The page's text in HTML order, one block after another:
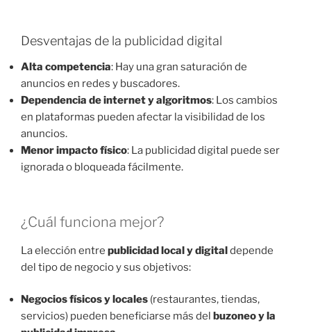
Desventajas de la publicidad digital
Alta competencia: Hay una gran saturación de
anuncios en redes y buscadores.
Dependencia de internet y algoritmos: Los cambios
en plataformas pueden afectar la visibilidad de los
anuncios.
Menor impacto físico: La publicidad digital puede ser
ignorada o bloqueada fácilmente.
¿Cuál funciona mejor?
La elección entre publicidad local y digitaldepende
del tipo de negocio y sus objetivos:
Negocios físicos y locales (restaurantes, tiendas,
servicios) pueden beneficiarse más del buzoneo y la